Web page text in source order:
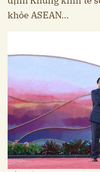
khỏe ASEAN…